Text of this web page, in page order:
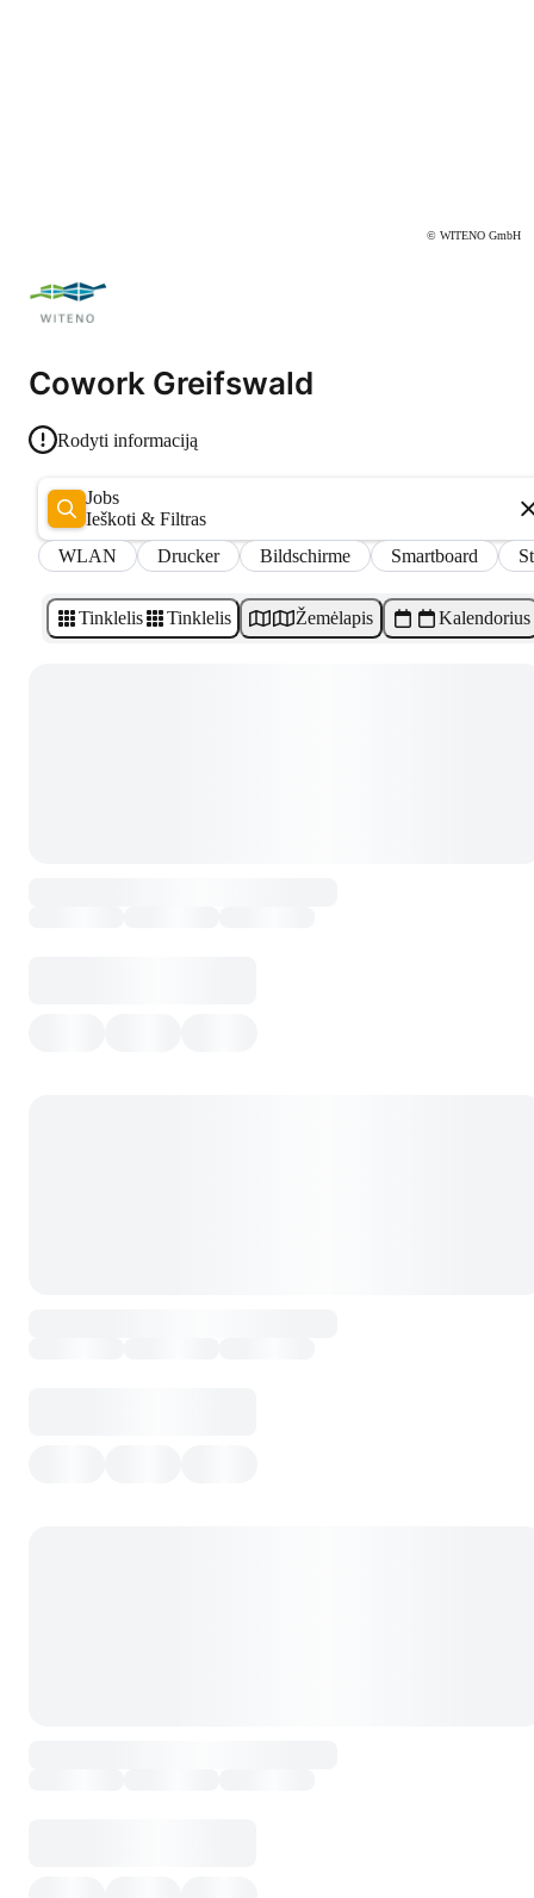
© WITENO GmbH
Cowork Greifswald
Rodyti informaciją
Jobs
Ieškoti & Filtras
WLAN
Drucker Bildschirme Smartboard
Tinklelis Tinklelis Žemėlapis Kalendorius